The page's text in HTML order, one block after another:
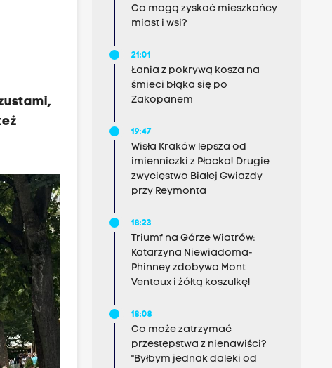
Co mogą zyskać mieszkańcy
miast i wsi?
21:01
Łania z pokrywą kosza na
śmieci błąka się po
Zakopanem
19:47
Wisła Kraków lepsza od
imienniczki z Płocka! Drugie
zwycięstwo Białej Gwiazdy
przy Reymonta
18:23
Triumf na Górze Wiatrów:
Katarzyna Niewiadoma-
Phinney zdobywa Mont
Ventoux i żółtą koszulkę!
18:08
Co może zatrzymać
przestępstwa z nienawiści?
"Byłbym jednak daleki od